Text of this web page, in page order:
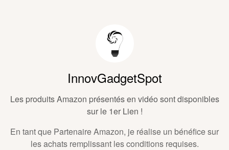
InnovGadgetSpot
Les produits Amazon présentés en vidéo sont disponibles
sur le 1er Lien !
En tant que Partenaire Amazon, je réalise un bénéfice sur
les achats remplissant les conditions requises.